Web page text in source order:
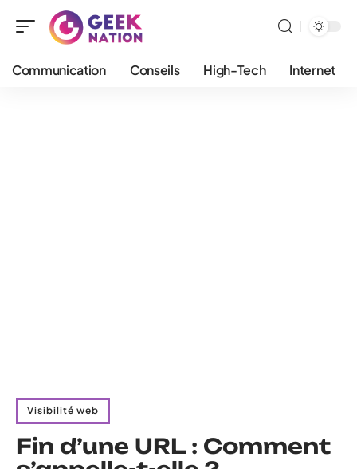
Communication Conseils High-Tech Internet
Visibilité web
Fin d’une URL : Comment